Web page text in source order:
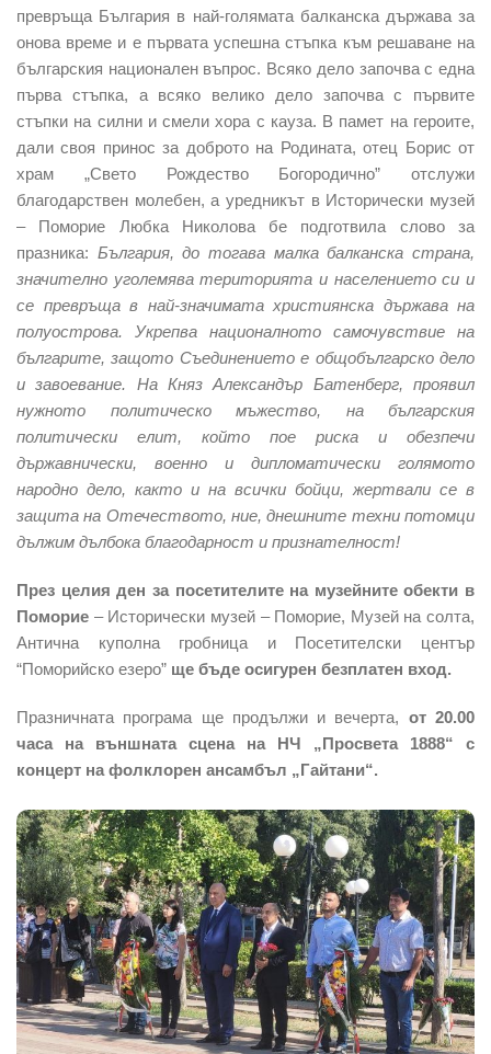
превръща България в най-голямата балканска държава за
онова време и е първата успешна стъпка към решаване на
българския национален въпрос. Всяко дело започва с една
първа стъпка, а всяко велико дело започва с първите
стъпки на силни и смели хора с кауза. В памет на героите,
дали своя принос за доброто на Родината, отец Борис от
храм „Свето Рождество Богородично” отслужи
благодарствен молебен, а уредникът в Исторически музей
– Поморие Любка Николова бе подготвила слово за
празника: България, до тогава малка балканска страна,
значително уголемява територията и населението си и
се превръща в най-значимата християнска държава на
полуострова. Укрепва националното самочувствие на
българите, защото Съединението е общобългарско дело
и завоевание. На Княз Александър Батенберг, проявил
нужното политическо мъжество, на българския
политически елит, който пое риска и обезпечи
държавнически, военно и дипломатически голямото
народно дело, както и на всички бойци, жертвали се в
защита на Отечеството, ние, днешните техни потомци
дължим дълбока благодарност и признателност!
През целия ден за посетителите на музейните обекти в
Поморие – Исторически музей – Поморие, Музей на солта,
Антична куполна гробница и Посетителски център
“Поморийско езеро” ще бъде осигурен безплатен вход.
Празничната програма ще продължи и вечерта, от 20.00
часа на външната сцена на НЧ „Просвета 1888“ с
концерт на фолклорен ансамбъл „Гайтани“.